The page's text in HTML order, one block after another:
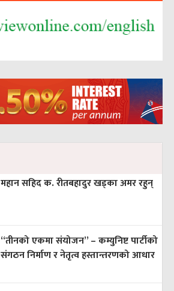
महान सहिद क. रीतबहादुर खड्‌का अमर रहुन्
“तीनको एकमा संयोजन” – कम्युनिष्ट पार्टीको
संगठन निर्माण र नेतृत्व हस्तान्तरणको आधार